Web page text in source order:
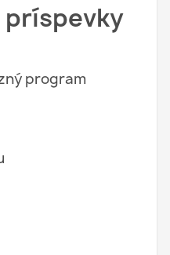
príspevky
program